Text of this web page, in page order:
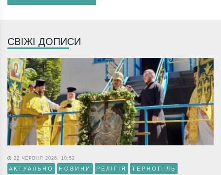
СВІЖІ ДОПИСИ
22 ЧЕРВНЯ 2026, 10:52
АКТУАЛЬНО НОВИНИ РЕЛІГІЯ ТЕРНОПІЛЬ